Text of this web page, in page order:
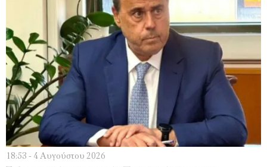
18:53 - 4 Αυγούστου 2026